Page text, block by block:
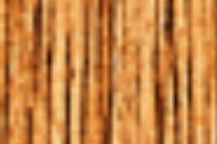
HARMONIZAÇÃO
HOME PETRA STARK BIER